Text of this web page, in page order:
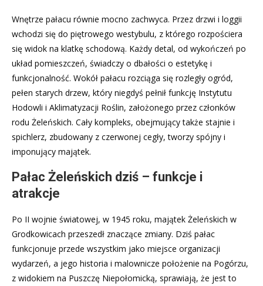
Wnętrze pałacu równie mocno zachwyca. Przez drzwi i loggii
wchodzi się do piętrowego westybulu, z którego rozpościera
się widok na klatkę schodową. Każdy detal, od wykończeń po
układ pomieszczeń, świadczy o dbałości o estetykę i
funkcjonalność. Wokół pałacu rozciąga się rozległy ogród,
pełen starych drzew, który niegdyś pełnił funkcję Instytutu
Hodowli i Aklimatyzacji Roślin, założonego przez członków
rodu Żeleńskich. Cały kompleks, obejmujący także stajnie i
spichlerz, zbudowany z czerwonej cegły, tworzy spójny i
imponujący majątek.
Pałac Żeleńskich dziś – funkcje i
atrakcje
Po II wojnie światowej, w 1945 roku, majątek Żeleńskich w
Grodkowicach przeszedł znaczące zmiany. Dziś pałac
funkcjonuje przede wszystkim jako miejsce organizacji
wydarzeń, a jego historia i malownicze położenie na Pogórzu,
z widokiem na Puszczę Niepołomicką, sprawiają, że jest to